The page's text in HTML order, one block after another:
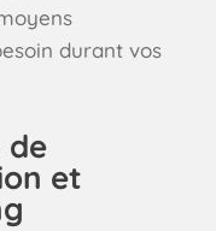
durant vos
de
et